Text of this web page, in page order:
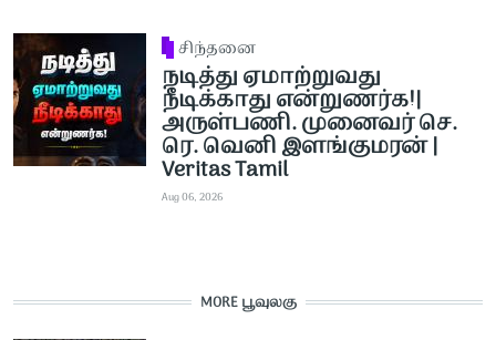
சிந்தனை
நடித்து ஏமாற்றுவது
நீடிக்காது என்றுணர்க!|
அருள்பணி. முனைவர் செ.
ரெ. வெனி இளங்குமரன் |
Veritas Tamil
Aug 06, 2026
MORE பூவுலகு